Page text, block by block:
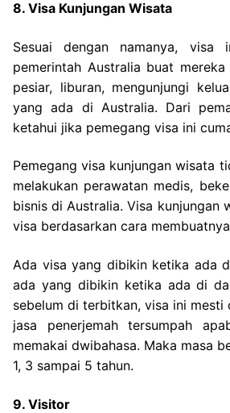
8. Visa Kunjungan Wisata
Sesuai dengan namanya, visa
pemerintah Australia buat
pesiar, liburan, mengunjungi
yang ada di Australia. Dari
ketahui jika pemegang visa ini
Pemegang visa kunjungan wisata
melakukan perawatan medis,
bisnis di Australia. Visa kunjungan
visa berdasarkan cara
Ada visa yang dibikin ketika ada
ada yang dibikin ketika ada di
sebelum di terbitkan, visa ini mesti
jasa penerjemah tersumpah
memakai dwibahasa. Maka masa
1, 3 sampai 5 tahun.
9. Visitor